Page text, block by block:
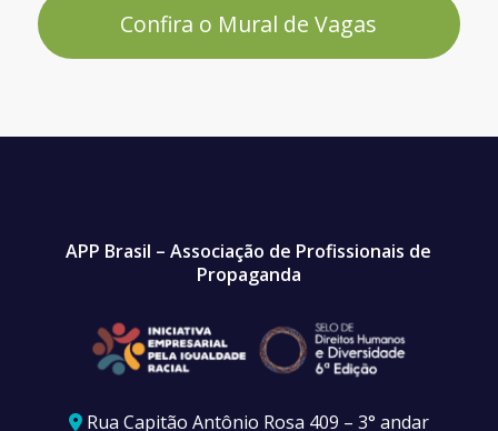
Confira o Mural de Vagas
APP Brasil – Associação de Profissionais de
Propaganda
Rua Capitão Antônio Rosa 409 – 3° andar